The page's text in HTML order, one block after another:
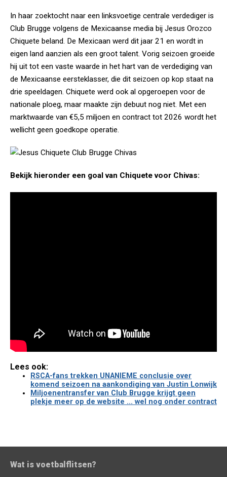
In haar zoektocht naar een linksvoetige centrale verdediger is
Club Brugge volgens de Mexicaanse media bij Jesus Orozco
Chiquete beland. De Mexicaan werd dit jaar 21 en wordt in
eigen land aanzien als een groot talent. Vorig seizoen groeide
hij uit tot een vaste waarde in het hart van de verdediging van
de Mexicaanse eersteklasser, die dit seizoen op kop staat na
drie speeldagen. Chiquete werd ook al opgeroepen voor de
nationale ploeg, maar maakte zijn debuut nog niet. Met een
marktwaarde van €5,5 miljoen en contract tot 2026 wordt het
wellicht geen goedkope operatie.
Bekijk hieronder een goal van Chiquete voor Chivas:
Lees ook:
RSCA-fans trekken UNANIEME conclusie over
komend seizoen na aankondiging van Justin Lonwijk
Miljoenentransfer van Club Brugge krijgt geen
plekje meer op de website ... wel nog onder contract
Wat is voetbalflitsen?